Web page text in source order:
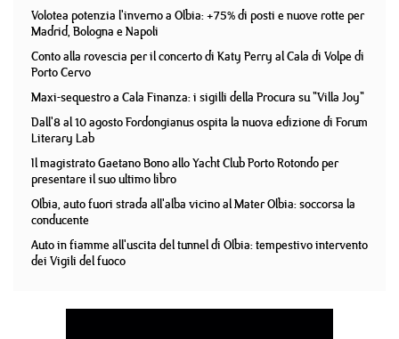
Volotea potenzia l'inverno a Olbia: +75% di posti e nuove rotte per
Madrid, Bologna e Napoli
Conto alla rovescia per il concerto di Katy Perry al Cala di Volpe di
Porto Cervo
Maxi-sequestro a Cala Finanza: i sigilli della Procura su "Villa Joy"
Dall'8 al 10 agosto Fordongianus ospita la nuova edizione di Forum
Literary Lab
Il magistrato Gaetano Bono allo Yacht Club Porto Rotondo per
presentare il suo ultimo libro
Olbia, auto fuori strada all'alba vicino al Mater Olbia: soccorsa la
conducente
Auto in fiamme all'uscita del tunnel di Olbia: tempestivo intervento
dei Vigili del fuoco